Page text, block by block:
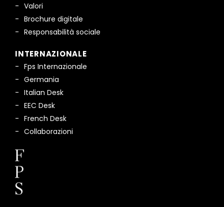
Valori
Brochure digitale
Responsabilità sociale
INTERNAZIONALE
Fps Internazionale
Germania
Italian Desk
EEC Desk
French Desk
Collaborazioni